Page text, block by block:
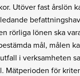
Utöver fast årslön
rörliga lönen ska
mål, målen
i verksamheten
Mätperioden för